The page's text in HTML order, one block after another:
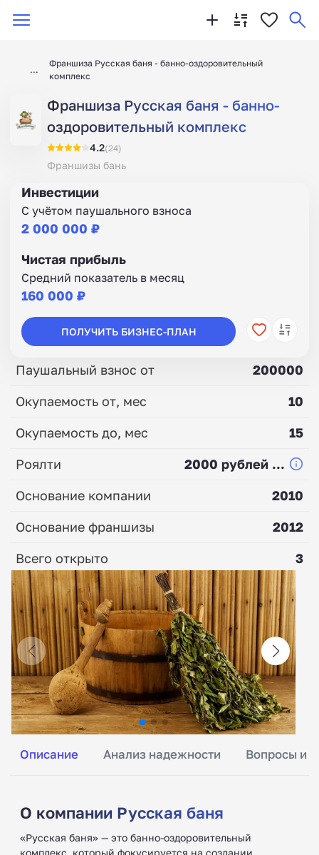
Франшиза Русская баня - банно-оздоровительный
комплекс
Франшиза Русская баня - банно-
оздоровительный комплекс
4.2(24)
Франшизы бань
Описание Анализ надежности Вопросы и
О компании Русская баня
«Русская баня» — это банно-оздоровительный
комплекс, который фокусируется на создании
Инвестиции
С учётом паушального взноса
2 000 000 ₽
Чистая прибыль
Средний показатель в месяц
160 000 ₽
ПОЛУЧИТЬ БИЗНЕС-ПЛАН
Паушальный взнос от
200000
Окупаемость от, мес
10
Окупаемость до, мес
15
Роялти
2000 рублей ...
Основание компании
2010
Основание франшизы
2012
Всего открыто
3